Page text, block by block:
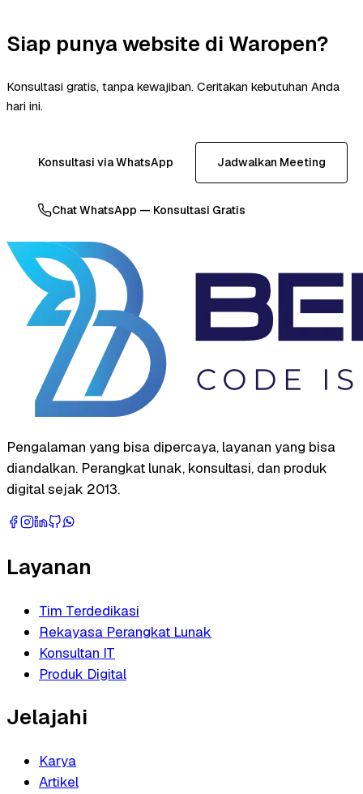
Siap punya website di Waropen?
Konsultasi gratis, tanpa kewajiban. Ceritakan kebutuhan Anda
hari ini.
Konsultasi via WhatsApp Jadwalkan Meeting
Chat WhatsApp — Konsultasi Gratis
Pengalaman yang bisa dipercaya, layanan yang bisa
diandalkan. Perangkat lunak, konsultasi, dan produk
digital sejak 2013.
Layanan
Tim Terdedikasi
Rekayasa Perangkat Lunak
Konsultan IT
Produk Digital
Jelajahi
Karya
Artikel